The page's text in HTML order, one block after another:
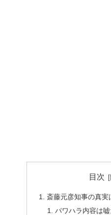
目次
斎藤元彦知事の真実
パワハラ内容は嘘